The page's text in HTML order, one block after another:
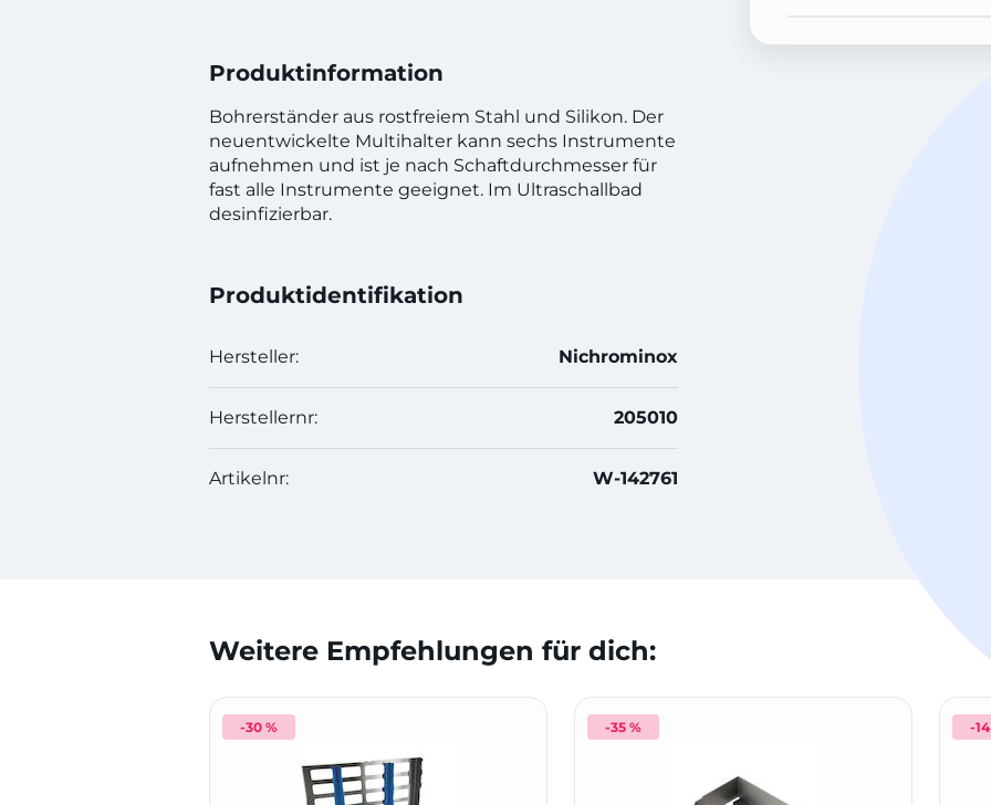
Produktinformation
Bohrerständer aus rostfreiem Stahl und Silikon. Der
neuentwickelte Multihalter kann sechs Instrumente
aufnehmen und ist je nach Schaftdurchmesser für
fast alle Instrumente geeignet. Im Ultraschallbad
desinfizierbar.
Produktidentifikation
Hersteller: Nichrominox
Herstellernr: 205010
Artikelnr: W-142761
Weitere Empfehlungen für dich:
-30 % -35 % -